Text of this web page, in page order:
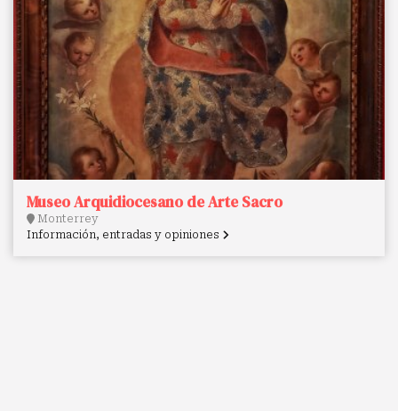
Museo Arquidiocesano de Arte Sacro
Monterrey
Información, entradas y opiniones